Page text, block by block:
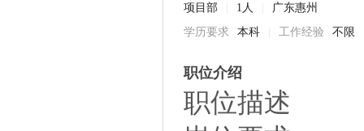
项目部 1人
广东惠州
学历要求
本科 工作经验 不限
职位介绍
职位描述